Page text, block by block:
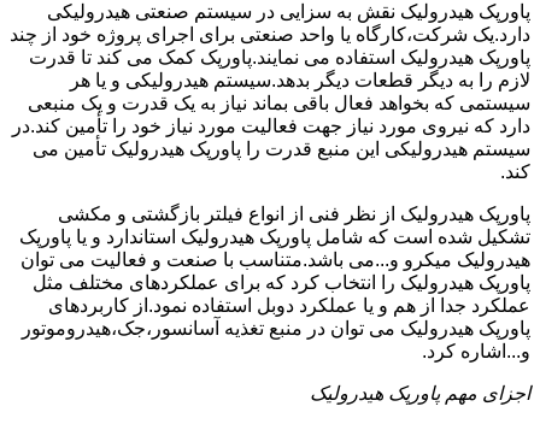
پاورپک هیدرولیک نقش به سزایی در سیستم صنعتی هیدرولیکی
دارد.یک شرکت،کارگاه یا واحد صنعتی برای اجرای پروژه خود از چند
پاورپک هیدرولیک استفاده می نمایند.پاورپک کمک می کند تا قدرت
لازم را به دیگر قطعات دیگر بدهد.سیستم هیدرولیکی و یا هر
سیستمی که بخواهد فعال باقی بماند نیاز به یک قدرت و یک منبعی
دارد که نیروی مورد نیاز جهت فعالیت مورد نیاز خود را تأمین کند.در
سیستم هیدرولیکی این منبع قدرت را پاورپک هیدرولیک تأمین می
کند.
پاورپک هیدرولیک از نظر فنی از انواع فیلتر بازگشتی و مکشی
تشکیل شده است که شامل پاورپک هیدرولیک استاندارد و یا پاورپک
هیدرولیک میکرو و...می باشد.متناسب با صنعت و فعالیت می توان
پاورپک هیدرولیک را انتخاب کرد که برای عملکردهای مختلف مثل
عملکرد جدا از هم و یا عملکرد دوبل استفاده نمود.از کاربردهای
پاورپک هیدرولیک می توان در منبع تغذیه آسانسور،جک،هیدروموتور
و...اشاره کرد.
اجزای مهم پاورپک هیدرولیک